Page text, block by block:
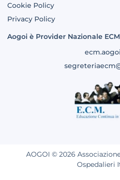
Cookie Policy
Privacy Policy
Aogoi è Provider Nazionale
AOGOI © 2026
Ospedalieri